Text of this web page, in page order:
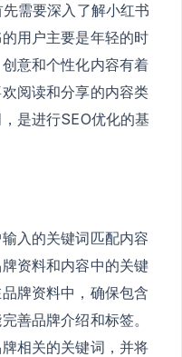
需要深入了解小红书
用户主要是年轻的时
意和个性化内容有着
阅读和分享的内容类
是进行SEO优化的基
入的关键词匹配内容
资料和内容中的关键
牌资料中，确保包含
善品牌介绍和标签。
相关的关键词，并将